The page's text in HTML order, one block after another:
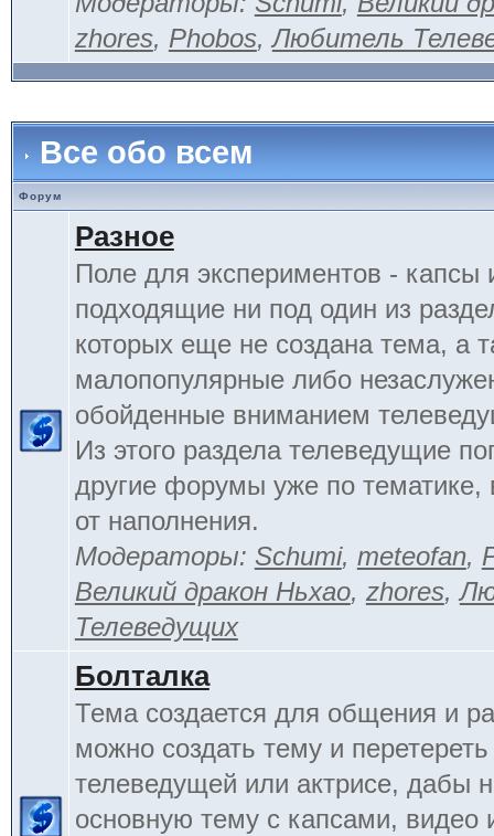
zhores, Phobos,Любитель
Все обо всем
Форум
Разное
Поле для экспериментов - капсы
подходящие ни под один из
которых еще не создана тема, а
малопопулярные либо
обойденные вниманием
Из этого раздела телеведущие
другие форумы уже по тематике,
от наполнения.
Модераторы: Schumi, meteofan,
Великий дракон Ньхао, zhores,
Телеведущих
Болталка
Тема создается для общения и
можно создать тему и перетереть
телеведущей или актрисе, дабы
основную тему с капсами, видео